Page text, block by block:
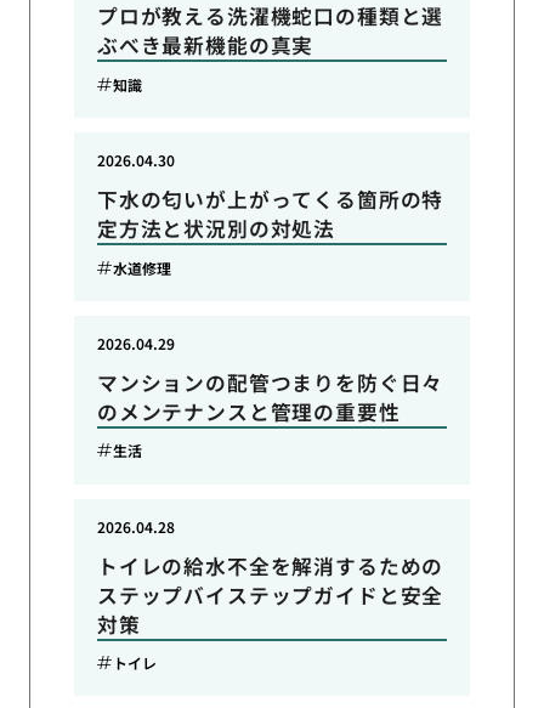
プロが教える洗濯機蛇口の種類と選
ぶべき最新機能の真実
知識
下水の匂いが上がってくる箇所の特
定方法と状況別の対処法
2026.04.30
水道修理
マンションの配管つまりを防ぐ日々
のメンテナンスと管理の重要性
2026.04.29
生活
トイレの給水不全を解消するための
ステップバイステップガイドと安全
対策
2026.04.28
トイレ